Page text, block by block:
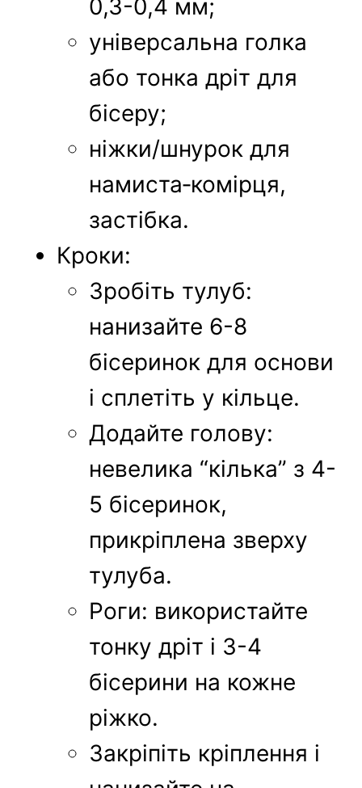
0,3-0,4 мм;
універсальна голка
або тонка дріт для
бісеру;
ніжки/шнурок для
намиста‑комірця,
застібка.
Кроки:
Зробіть тулуб:
нанизайте 6-8
бісеринок для основи
і сплетіть у кільце.
Додайте голову:
невелика “кілька” з 4-
5 бісеринок,
прикріплена зверху
тулуба.
Роги: використайте
тонку дріт і 3-4
бісерини на кожне
ріжко.
Закріпіть кріплення і